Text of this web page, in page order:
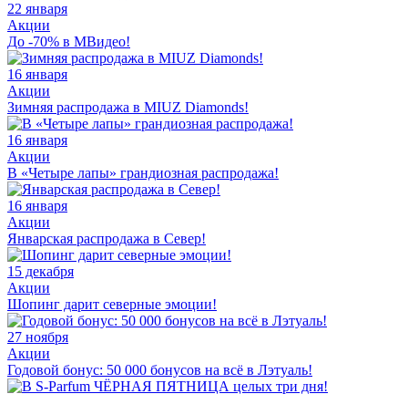
22 января
Акции
До -70% в МВидео!
16 января
Акции
Зимняя распродажа в MIUZ Diamonds!
16 января
Акции
В «Четыре лапы» грандиозная распродажа!
16 января
Акции
Январская распродажа в Север!
15 декабря
Акции
Шопинг дарит северные эмоции!
27 ноября
Акции
Годовой бонус: 50 000 бонусов на всё в Лэтуаль!